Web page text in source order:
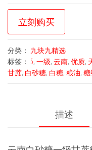
立刻购买
分类： 九块九精选
标签： 5, 一级, 云南, 优质,
甘蔗, 白砂糖, 白糖, 粮油, 糖
描述